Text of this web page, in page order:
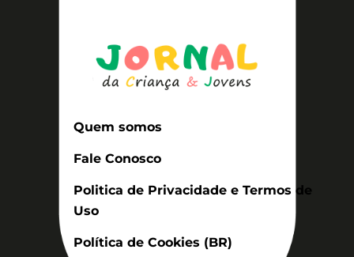
Quem somos
Fale Conosco
Politica de Privacidade e Termos de
Uso
Política de Cookies (BR)